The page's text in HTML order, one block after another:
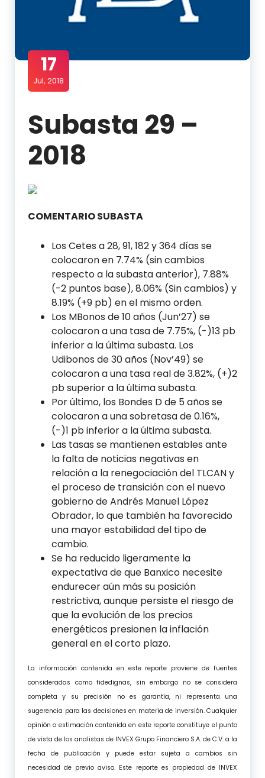
17
Jul, 2018
Subasta 29 –
2018
COMENTARIO SUBASTA
Los Cetes a 28, 91, 182 y 364 días se
colocaron en 7.74% (sin cambios
respecto a la subasta anterior), 7.88%
(-2 puntos base), 8.06% (Sin cambios) y
8.19% (+9 pb) en el mismo orden.
Los MBonos de 10 años (Jun’27) se
colocaron a una tasa de 7.75%, (-)13 pb
inferior a la última subasta. Los
Udibonos de 30 años (Nov’49) se
colocaron a una tasa real de 3.82%, (+)2
pb superior a la última subasta.
Por último, los Bondes D de 5 años se
colocaron a una sobretasa de 0.16%,
(-)1 pb inferior a la última subasta.
Las tasas se mantienen estables ante
la falta de noticias negativas en
relación a la renegociación del TLCAN y
el proceso de transición con el nuevo
gobierno de Andrés Manuel López
Obrador, lo que también ha favorecido
una mayor estabilidad del tipo de
cambio.
Se ha reducido ligeramente la
expectativa de que Banxico necesite
endurecer aún más su posición
restrictiva, aunque persiste el riesgo de
que la evolución de los precios
energéticos presionen la inflación
general en el corto plazo.
La información contenida en este reporte proviene de fuentes
consideradas como fidedignas, sin embargo no se considera
completa y su precisión no es garantía, ni representa una
sugerencia para las decisiones en materia de inversión. Cualquier
opinión o estimación contenida en este reporte constituye el punto
de vista de los analistas de INVEX Grupo Financiero S.A. de C.V. a la
fecha de publicación y puede estar sujeta a cambios sin
necesidad de previo aviso. Este reporte es propiedad de INVEX